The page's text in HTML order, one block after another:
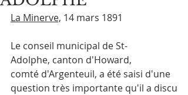
La Minerve, 14 mars 1891
Le conseil municipal de St-
Adolphe, canton d'Howard,
comté d'Argenteuil, a été saisi d'une
question très importante qu'il a discu